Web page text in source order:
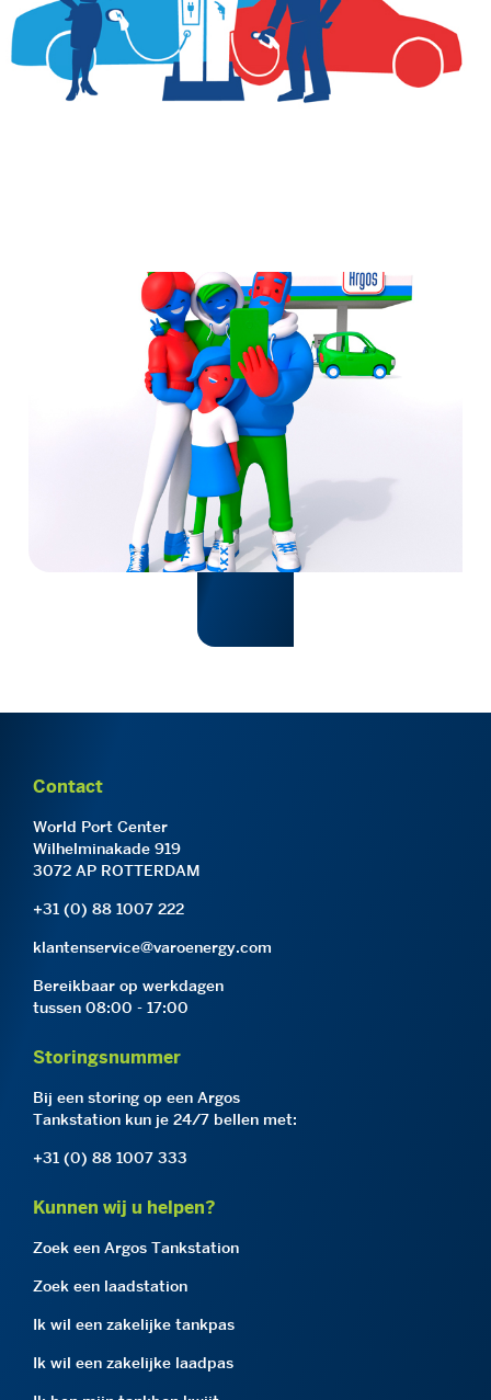
Contact
World Port Center
Wilhelminakade 919
3072 AP ROTTERDAM
+31 (0) 88 1007 222
klantenservice@varoenergy.com
Bereikbaar op werkdagen
tussen 08:00 - 17:00
Storingsnummer
Bij een storing op een Argos
Tankstation kun je 24/7 bellen met:
+31 (0) 88 1007 333
Kunnen wij u helpen?
Zoek een Argos Tankstation
Zoek een laadstation
Ik wil een zakelijke tankpas
Ik wil een zakelijke laadpas